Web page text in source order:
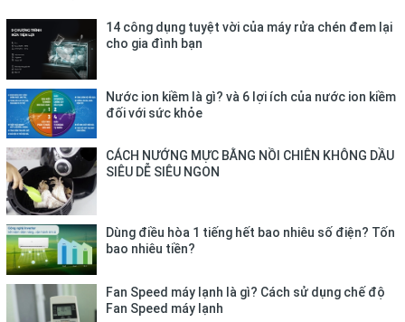
Thân bình được thiết kế một vạch chỉ mức nước trong suốt,
giúp người dùng dễ dàng ước lượng lượng nước còn lại để
châm thêm nước khi cần thiết.
Ruột bình bằng inox SUS304 cao cấp
Bình thủy điện có kết cấu 2 lớp với ruột bình làm từ inox
14 công dụng tuyệt vời của máy rửa chén đem lại
cho gia đình bạn
Nước ion kiềm là gì? và 6 lợi ích của nước ion kiềm
đối với sức khỏe
CÁCH NƯỚNG MỰC BẰNG NỒI CHIÊN KHÔNG DẦU
SIÊU DỄ SIÊU NGON
Dùng điều hòa 1 tiếng hết bao nhiêu số điện? Tốn
bao nhiêu tiền?
Fan Speed máy lạnh là gì? Cách sử dụng chế độ
Fan Speed máy lạnh